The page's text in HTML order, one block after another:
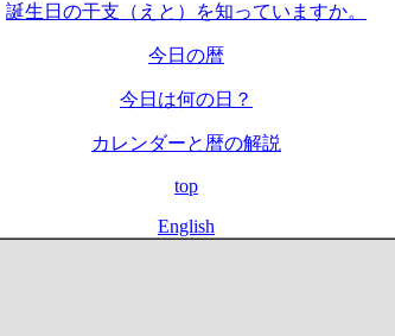
誕生日の干支（えと）を知っていますか。
今日の暦
今日は何の日？
カレンダーと暦の解説
top
English